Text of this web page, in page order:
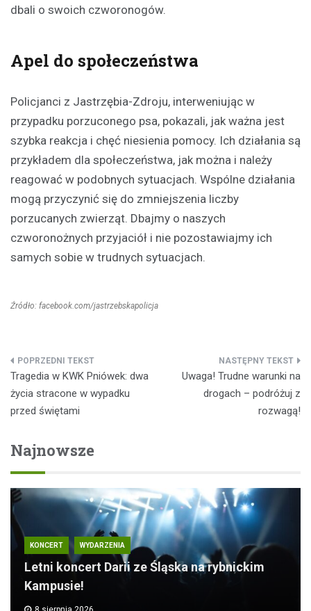
dbali o swoich czworonogów.
Apel do społeczeństwa
Policjanci z Jastrzębia-Zdroju, interweniując w
przypadku porzuconego psa, pokazali, jak ważna jest
szybka reakcja i chęć niesienia pomocy. Ich działania są
przykładem dla społeczeństwa, jak można i należy
reagować w podobnych sytuacjach. Wspólne działania
mogą przyczynić się do zmniejszenia liczby
porzucanych zwierząt. Dbajmy o naszych
czworonożnych przyjaciół i nie pozostawiajmy ich
samych sobie w trudnych sytuacjach.
Źródło: facebook.com/jastrzebskapolicja
Nawigacja
wpisu
Tragedia w KWK Pniówek: dwa
życia stracone w wypadku
przed świętami
Uwaga! Trudne warunki na
drogach – podróżuj z
rozwagą!
Najnowsze
KONCERT WYDARZENIA
Letni koncert Darii ze Śląska na rybnickim
Kampusie!